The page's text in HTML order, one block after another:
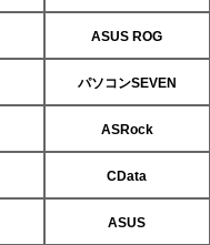
ASUS ROG
パソコンSEVEN
ASRock
CData
ASUS